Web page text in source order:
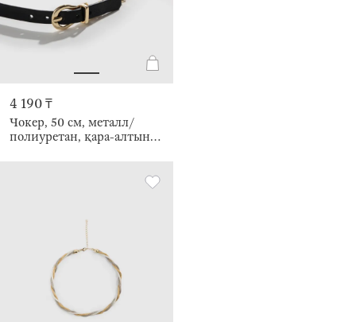
4 190 ₸
Чокер, 50 см, металл/
полиуретан, қара-алтын